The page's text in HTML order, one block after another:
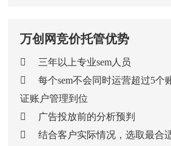
万创网竞价托管优势
三年以上专业sem人员
每个sem不会同时运营超过5个
证账户管理到位
广告投放前的分析预判
结合客户实际情况，选取最合